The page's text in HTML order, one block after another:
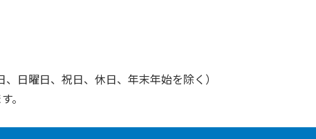
日曜日、祝日、休日、年末年始を除く）
。